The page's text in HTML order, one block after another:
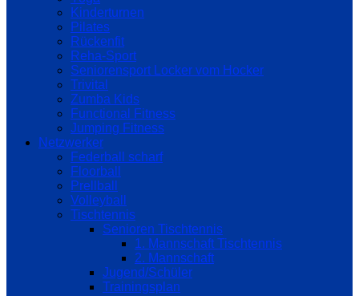
Kinderturnen
Pilates
Rückenfit
Reha-Sport
Seniorensport Locker vom Hocker
Trivital
Zumba Kids
Functional Fitness
Jumping Fitness
Netzwerker
Federball scharf
Floorball
Prellball
Volleyball
Tischtennis
Senioren Tischtennis
1. Mannschaft Tischtennis
2. Mannschaft
Jugend/Schüler
Trainingsplan